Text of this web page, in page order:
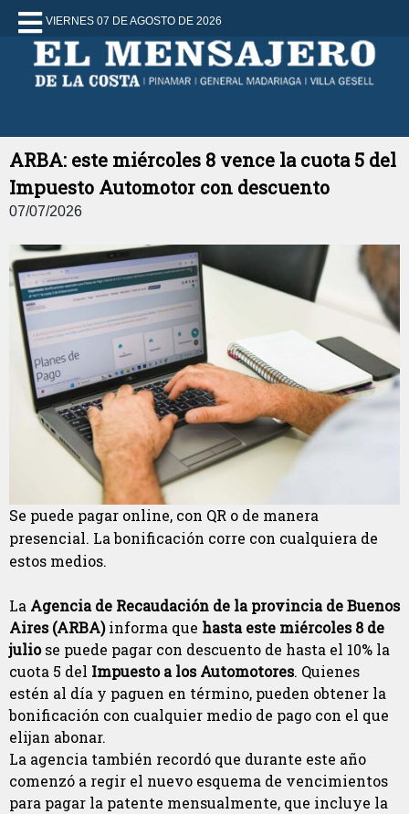
VIERNES 07 DE AGOSTO DE 2026
ARBA: este miércoles 8 vence la cuota 5 del
Impuesto Automotor con descuento
07/07/2026
Se puede pagar online, con QR o de manera
presencial. La bonificación corre con cualquiera de
estos medios.
La Agencia de Recaudación de la provincia de Buenos
Aires (ARBA)informa que hasta este miércoles 8 de
juliose puede pagar con descuento de hasta el 10% la
cuota 5 del Impuesto a los Automotores. Quienes
estén al día y paguen en término, pueden obtener la
bonificación con cualquier medio de pago con el que
elijan abonar.
La agencia también recordó que durante este año
comenzó a regir el nuevo esquema de vencimientos
para pagar la patente mensualmente, que incluye la